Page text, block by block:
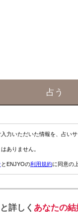
占う
力いただいた情報を、占い
ありません。
とENJYOの利用規約に同意の
詳しく あなたの結